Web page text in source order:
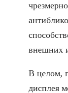
внешних
В целом,
дисплея